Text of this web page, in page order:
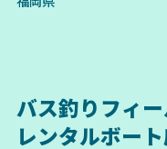
バス釣りフィ
レンタルボー